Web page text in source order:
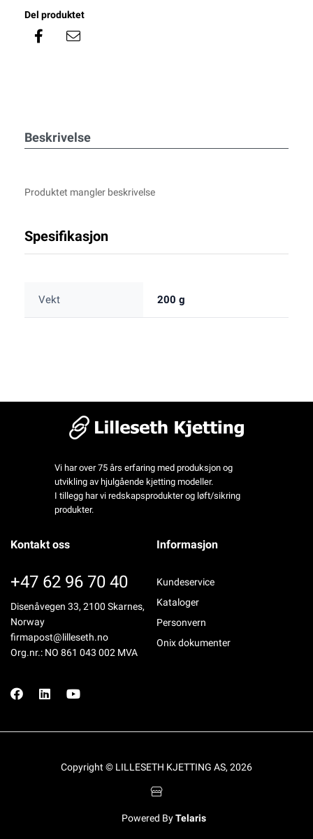
Del produktet
Beskrivelse
Produktet mangler beskrivelse
Spesifikasjon
Vekt 200 g
Vi har over 75 års erfaring med produksjon og
utvikling av hjulgående kjetting modeller.
I tillegg har vi redskapsprodukter og løft/sikring
produkter.
Kontakt oss
+47 62 96 70 40
Disenåvegen 33, 2100 Skarnes,
Norway
firmapost@lilleseth.no
Org.nr.: NO 861 043 002 MVA
Informasjon
Kundeservice
Kataloger
Personvern
Onix dokumenter
Copyright © LILLESETH KJETTING AS, 2026
Powered ByTelaris